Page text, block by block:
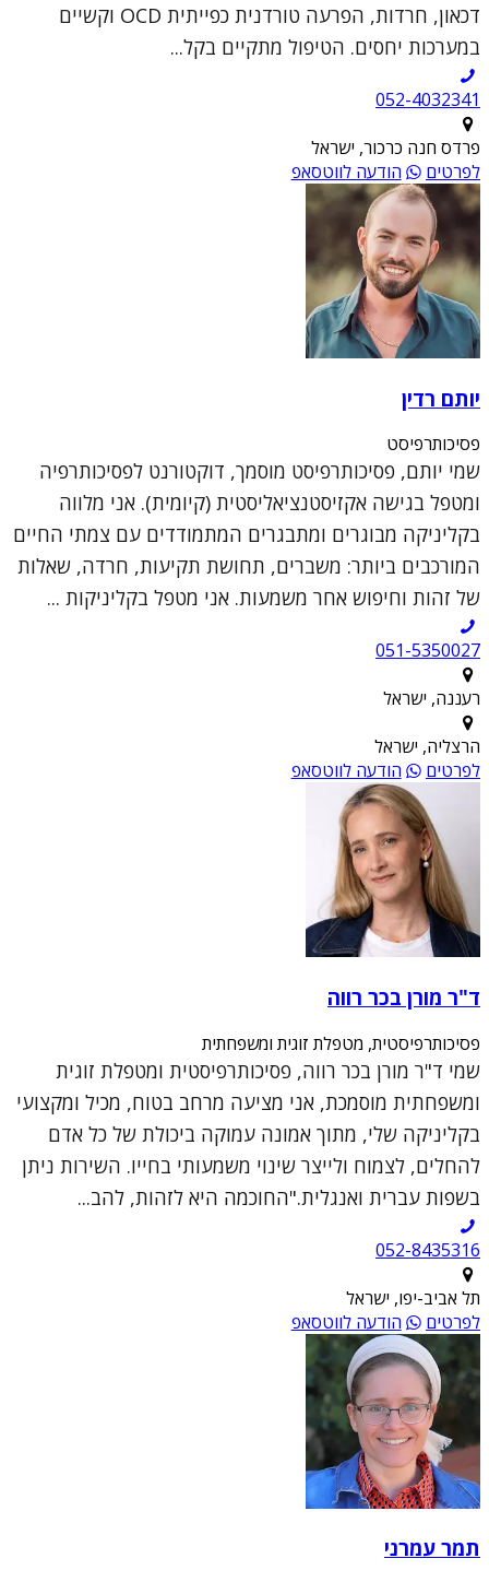
דכאון, חרדות, הפרעה טורדנית כפייתית OCD וקשיים
במערכות יחסים. הטיפול מתקיים בקל...
052-4032341
פרדס חנה כרכור, ישראל
לפרטים
הודעה לווטסאפ
יותם רדין
פסיכותרפיסט
שמי יותם, פסיכותרפיסט מוסמך, דוקטורנט לפסיכותרפיה
ומטפל בגישה אקזיסטנציאליסטית (קיומית). אני מלווה
בקליניקה מבוגרים ומתבגרים המתמודדים עם צמתי החיים
המורכבים ביותר: משברים, תחושת תקיעות, חרדה, שאלות
של זהות וחיפוש אחר משמעות. אני מטפל בקליניקות ...
051-5350027
רעננה, ישראל
הרצליה, ישראל
לפרטים
הודעה לווטסאפ
ד"ר מורן בכר רווה
פסיכותרפיסטית, מטפלת זוגית ומשפחתית
שמי ד"ר מורן בכר רווה, פסיכותרפיסטית ומטפלת זוגית
ומשפחתית מוסמכת, אני מציעה מרחב בטוח, מכיל ומקצועי
בקליניקה שלי, מתוך אמונה עמוקה ביכולת של כל אדם
להחלים, לצמוח ולייצר שינוי משמעותי בחייו. השירות ניתן
בשפות עברית ואנגלית."החוכמה היא לזהות, להב...
052-8435316
תל אביב-יפו, ישראל
לפרטים
הודעה לווטסאפ
תמר עמרני